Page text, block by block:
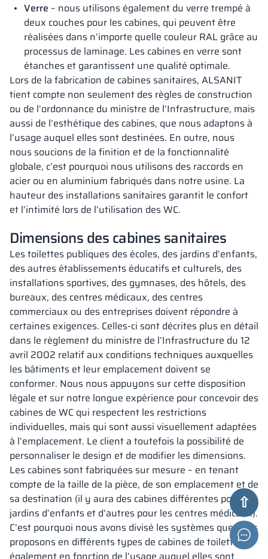
Verre – nous utilisons également du verre trempé à
deux couches pour les cabines, qui peuvent être
réalisées dans n’importe quelle couleur RAL grâce au
processus de laminage. Les cabines en verre sont
étanches et garantissent une qualité optimale.
Lors de la fabrication de cabines sanitaires, ALSANIT
tient compte non seulement des règles de construction
ou de l’ordonnance du ministre de l’Infrastructure, mais
aussi de l’esthétique des cabines, que nous adaptons à
l’usage auquel elles sont destinées. En outre, nous
nous soucions de la finition et de la fonctionnalité
globale, c’est pourquoi nous utilisons des raccords en
acier ou en aluminium fabriqués dans notre usine. La
hauteur des installations sanitaires garantit le confort
et l’intimité lors de l’utilisation des WC.
Dimensions des cabines sanitaires
Les toilettes publiques des écoles, des jardins d’enfants,
des autres établissements éducatifs et culturels, des
installations sportives, des gymnases, des hôtels, des
bureaux, des centres médicaux, des centres
commerciaux ou des entreprises doivent répondre à
certaines exigences. Celles-ci sont décrites plus en détail
dans le règlement du ministre de l’Infrastructure du 12
avril 2002 relatif aux conditions techniques auxquelles
les bâtiments et leur emplacement doivent se
conformer. Nous nous appuyons sur cette disposition
légale et sur notre longue expérience pour concevoir des
cabines de WC qui respectent les restrictions
individuelles, mais qui sont aussi visuellement adaptées
à l’emplacement. Le client a toutefois la possibilité de
personnaliser le design et de modifier les dimensions.
Les cabines sont fabriquées sur mesure – en tenant
compte de la taille de la pièce, de son emplacement et de
sa destination (il y aura des cabines différentes pour les
jardins d’enfants et d’autres pour les centres médicaux).
C’est pourquoi nous avons divisé les systèmes que nous
proposons en différents types de cabines de toilettes –